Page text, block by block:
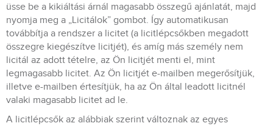
üsse be a kikiáltási árnál magasabb összegű ajánlatát, majd
nyomja meg a „Licitálok” gombot. Így automatikusan
továbbítja a rendszer a licitet (a licitlépcsőkben megadott
összegre kiegészítve licitjét), és amíg más személy nem
licitál az adott tételre, az Ön licitjét menti el, mint
legmagasabb licitet. Az Ön licitjét e-mailben megerősítjük,
illetve e-mailben értesítjük, ha az Ön által leadott licitnél
valaki magasabb licitet ad le.
A licitlépcsők az alábbiak szerint változnak az egyes